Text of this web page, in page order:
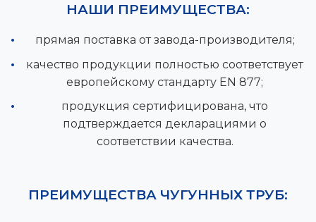
НАШИ ПРЕИМУЩЕСТВА:
прямая поставка от завода-производителя;
качество продукции полностью соответствует
европейскому стандарту EN 877;
продукция сертифицирована, что
подтверждается декларациями о
соответствии качества.
ПРЕИМУЩЕСТВА ЧУГУННЫХ ТРУБ: